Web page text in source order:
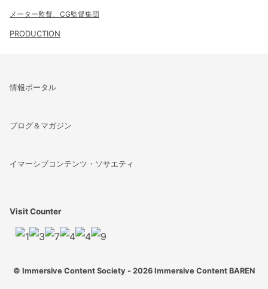
メーター監督、CG監督集団
PRODUCTION
情報ポータル
ブログ＆マガジン
イマーシブコンテンツ・ソサエティ
Visit Counter
© Immersive Content Society - 2026 Immersive Content BAREN